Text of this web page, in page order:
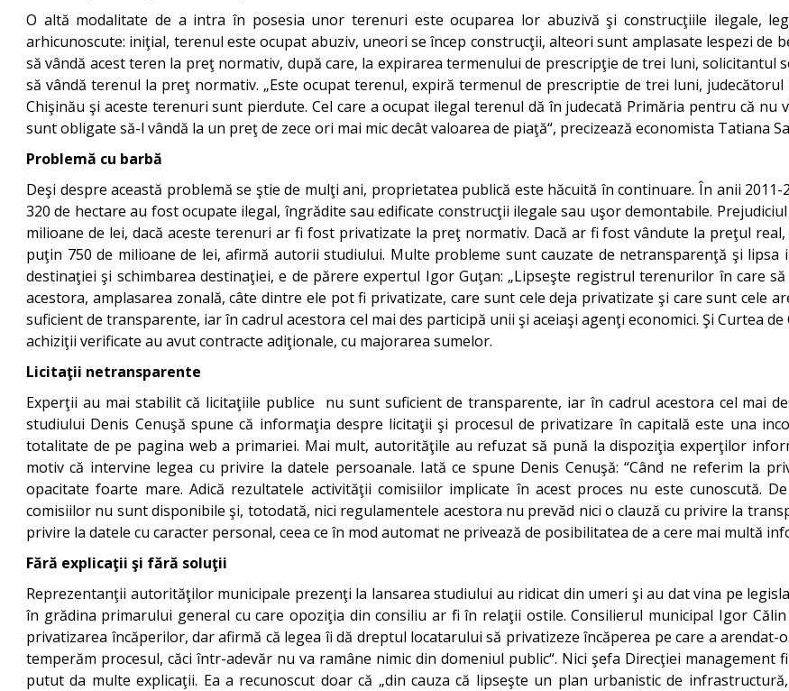
O altă modalitate de a intra în posesia unor terenuri este ocuparea lor abuzivă şi construcţiile ilegale,
arhicunoscute: iniţial, terenul este ocupat abuziv, uneori se încep construcţii, alteori sunt amplasate lespezi de
să vândă acest teren la preţ normativ, după care, la expirarea termenului de prescripţie de trei luni, solicitantul
să vândă terenul la preţ normativ. „Este ocupat terenul, expiră termenul de prescriptie de trei luni,
Chişinău şi aceste terenuri sunt pierdute. Cel care a ocupat ilegal terenul dă în judecată Primăria pentru că
sunt obligate să-l vândă la un preţ de zece ori mai mic decât valoarea de piaţă“, precizează economista Tatiana
Problemă cu barbă
Deşi despre această problemă se ştie de mulţi ani, proprietatea publică este hăcuită în continuare. În anii
320 de hectare au fost ocupate ilegal, îngrădite sau edificate construcţii ilegale sau uşor demontabile.
milioane de lei, dacă aceste terenuri ar fi fost privatizate la preţ normativ. Dacă ar fi fost vândute la preţul
puţin 750 de milioane de lei, afirmă autorii studiului. Multe probleme sunt cauzate de netransparenţă şi
destinaţiei şi schimbarea destinaţiei, e de părere expertul Igor Guţan: „Lipseşte registrul terenurilor în care
acestora, amplasarea zonală, câte dintre ele pot fi privatizate, care sunt cele deja privatizate şi care sunt cele
suficient de transparente, iar în cadrul acestora cel mai des participă unii şi aceiaşi agenţi economici. Şi Curtea
achiziţii verificate au avut contracte adiţionale, cu majorarea sumelor.
Licitaţii netransparente
Experţii au mai stabilit că licitaţiile publice nu sunt suficient de transparente, iar în cadrul acestora cel mai
studiului Denis Cenuşă spune că informaţia despre licitaţii şi procesul de privatizare în capitală este una
totalitate de pe pagina web a primariei. Mai mult, autorităţile au refuzat să pună la dispoziţia experţilor
motiv că intervine legea cu privire la datele persoanale. Iată ce spune Denis Cenuşă: “Când ne referim la
opacitate foarte mare. Adică rezultatele activităţii comisiilor implicate în acest proces nu este cunoscută.
comisiilor nu sunt disponibile şi, totodată, nici regulamentele acestora nu prevăd nici o clauză cu privire la
privire la datele cu caracter personal, ceea ce în mod automat ne privează de posibilitatea de a cere mai multă
Fără explicaţii şi fără soluţii
Reprezentanţii autorităţilor municipale prezenţi la lansarea studiului au ridicat din umeri şi au dat vina pe
în grădina primarului general cu care opoziţia din consiliu ar fi în relaţii ostile. Consilierul municipal Igor
privatizarea încăperilor, dar afirmă că legea îi dă dreptul locatarului să privatizeze încăperea pe care a arendat-
temperăm procesul, căci într-adevăr nu va ramâne nimic din domeniul public“. Nici şefa Direcţiei management
putut da multe explicaţii. Ea a recunoscut doar că „din cauza că lipseşte un plan urbanistic de